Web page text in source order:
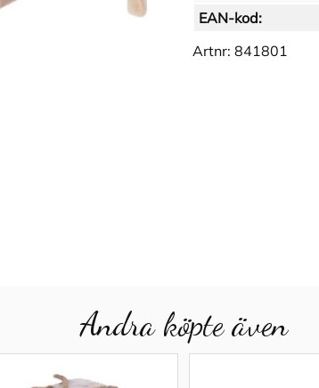
EAN-kod:
Artnr: 841801
Andra köpte även